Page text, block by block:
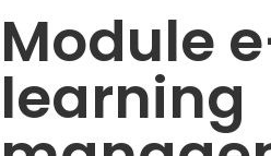
Module
learning